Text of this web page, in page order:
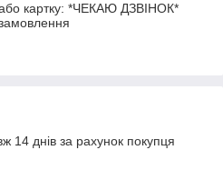
картку: *ЧЕКАЮ ДЗВІНОК*
14 днів за рахунок покупця